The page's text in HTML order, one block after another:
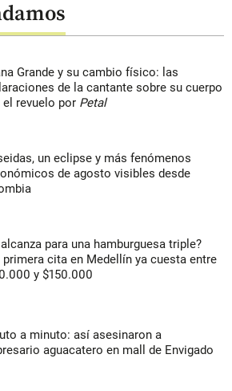
Grande y su cambio físico: las
de la cantante sobre su cuerpo
el revuelo por Petal
un eclipse y más fenómenos
de agosto visibles desde
para una hamburguesa triple?
primera cita en Medellín ya cuesta entre
y $150.000
a minuto: así asesinaron a
aguacatero en mall de Envigado